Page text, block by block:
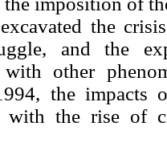
the
and the
with other
the impacts
with the rise of